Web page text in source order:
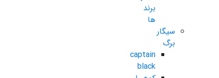
برند
ها
سیگار
برگ
captain
black